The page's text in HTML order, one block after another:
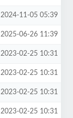
2024-11-05 05:39
2025-06-26 11:39
2023-02-25 10:31
2023-02-25 10:31
2023-02-25 10:31
2023-02-25 10:31